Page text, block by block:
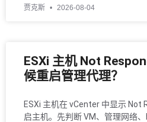
贾克斯 2026-08-04
ESXi 主机 Not
候重启管理代理？
ESXi 主机在 vCenter 中显示 Not
启主机。先判断 VM、管理网络